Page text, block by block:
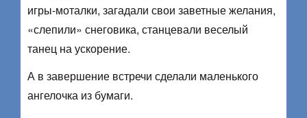
игры-моталки, загадали свои заветные желания,
«слепили» снеговика, станцевали веселый
танец на ускорение.
А в завершение встречи сделали маленького
ангелочка из бумаги.